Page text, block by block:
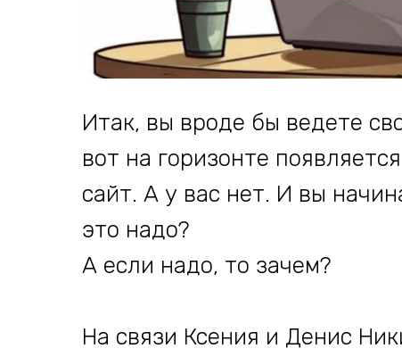
Итак, вы вроде бы ведете
вот на горизонте
сайт. А у вас нет. И вы
это надо?
А если надо, то зачем?
На связи Ксения и Денис